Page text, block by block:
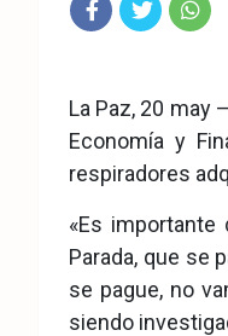
eb
ook
ter
pp
La Paz, 20 may
Economía y
respiradores
«Es
Parada, que se
se pague, no
siendo